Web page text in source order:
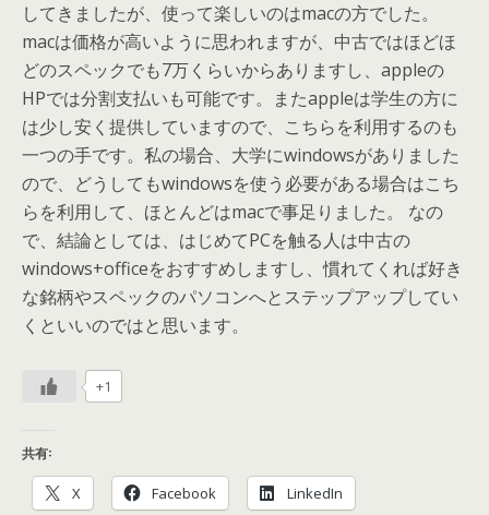
してきましたが、使って楽しいのはmacの方でした。
macは価格が高いように思われますが、中古ではほどほ
どのスペックでも7万くらいからありますし、appleの
HPでは分割支払いも可能です。またappleは学生の方に
は少し安く提供していますので、こちらを利用するのも
一つの手です。私の場合、大学にwindowsがありました
ので、どうしてもwindowsを使う必要がある場合はこち
らを利用して、ほとんどはmacで事足りました。 なの
で、結論としては、はじめてPCを触る人は中古の
windows+officeをおすすめしますし、慣れてくれば好き
な銘柄やスペックのパソコンへとステップアップしてい
くといいのではと思います。
+1
共有:
X Facebook LinkedIn